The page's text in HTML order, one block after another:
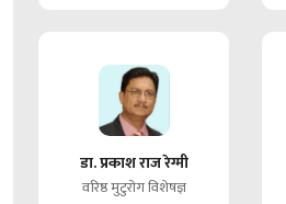
डा. प्रकाश राज रेग्मी
वरिष्ठ मुटुरोग विशेषज्ञ